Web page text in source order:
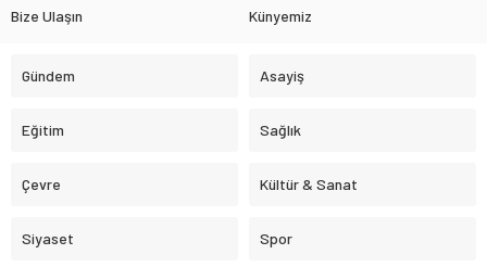
Bize Ulaşın Künyemiz
Gündem Asayiş
Eğitim Sağlık
Çevre Kültür & Sanat
Siyaset Spor